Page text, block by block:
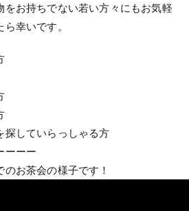
をお持ちでない若い方々にもお気軽
幸いです。
探していらっしゃる方
ーーー
お茶会の様子です！